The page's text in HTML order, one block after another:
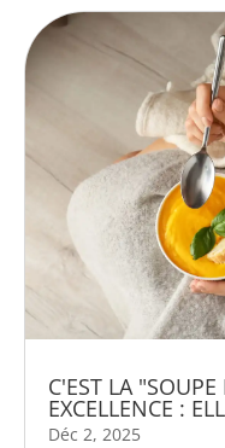
C'EST LA
EXCELLENCE :
Déc 2, 2025